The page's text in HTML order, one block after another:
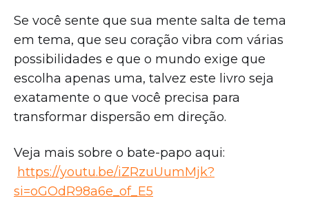
Se você sente que sua mente salta de tema
em tema, que seu coração vibra com várias
possibilidades e que o mundo exige que
escolha apenas uma, talvez este livro seja
exatamente o que você precisa para
transformar dispersão em direção.
Veja mais sobre o bate-papo aqui:
https://youtu.be/iZRzuUumMjk?
si=oGOdR98a6e_of_E5